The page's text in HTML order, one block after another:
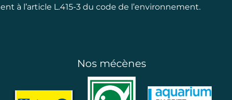
à l’article L.415-3 du code de l’environnement.
Nos mécènes